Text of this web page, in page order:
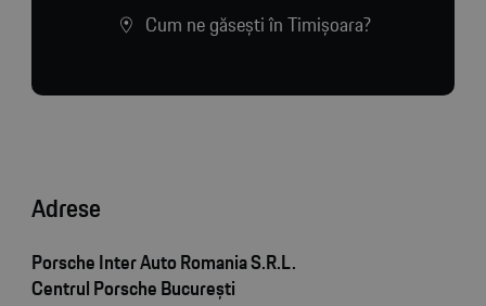
Cum ne găsești în Timișoara?
Adrese
Porsche Inter Auto Romania S.R.L.
Centrul Porsche București